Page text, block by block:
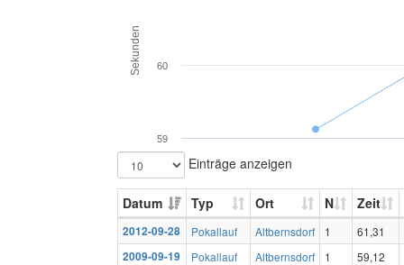
Sekunden
59
60
Einträge anzeigen
Datum Typ Ort N Zeit
2012-09-28 Pokallauf Altbernsdorf 1
61,31
2009-09-19
Pokallauf Altbernsdorf 1 59,12